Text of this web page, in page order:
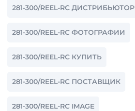
281-300/REEL-RC ДИСТРИБЬЮТОР
281-300/REEL-RC ФОТОГРАФИИ
281-300/REEL-RC КУПИТЬ
281-300/REEL-RC ПОСТАВЩИК
281-300/REEL-RC IMAGE